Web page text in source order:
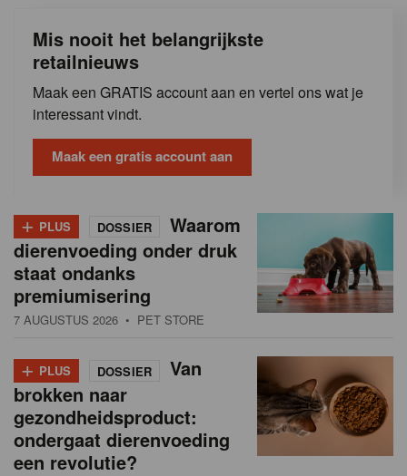
Mis nooit het belangrijkste
retailnieuws
Maak een GRATIS account aan en vertel ons wat je
interessant vindt.
Maak een gratis account aan
+ PLUS DOSSIER
Waarom
dierenvoeding onder druk
staat ondanks
premiumisering
7 AUGUSTUS 2026 • PET STORE
+ PLUS DOSSIER
Van
brokken naar
gezondheidsproduct:
ondergaat dierenvoeding
een revolutie?